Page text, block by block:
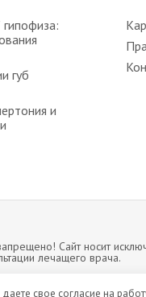
губ
и
Сайт носит
лечащего врача.
свое согласие на